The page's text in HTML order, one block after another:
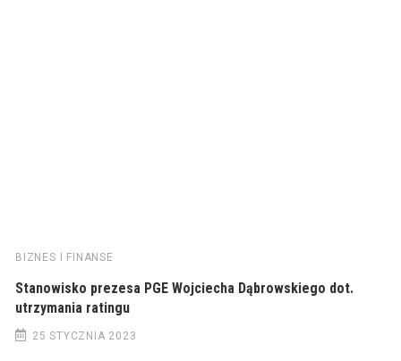
BIZNES I FINANSE
Stanowisko prezesa PGE Wojciecha Dąbrowskiego dot.
utrzymania ratingu
25 STYCZNIA 2023